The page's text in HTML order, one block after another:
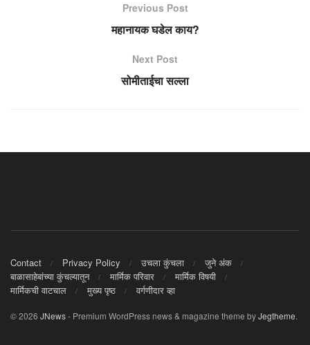
Previous Post
महानायक घडेल काय?
Next Post
सोमीताईचा सल्ला
Contact Privacy Policy उचला कुंचला
जुने अंक
बाळासाहेबांच्या कुंचल्यातून
मार्मिक परिवार
मार्मिक विषयी
मार्मिकची वाटचाल
मुख्य पृष्ठ वर्गणीदार व्हा
© 2026 JNews- Premium WordPress news & magazine theme byJegtheme.